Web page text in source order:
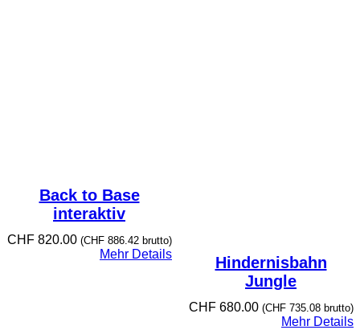
Back to Base
interaktiv
CHF820.00 (CHF886.42brutto)
Mehr Details
Hindernisbahn
Jungle
CHF680.00 (CHF735.08brutto)
Mehr Details